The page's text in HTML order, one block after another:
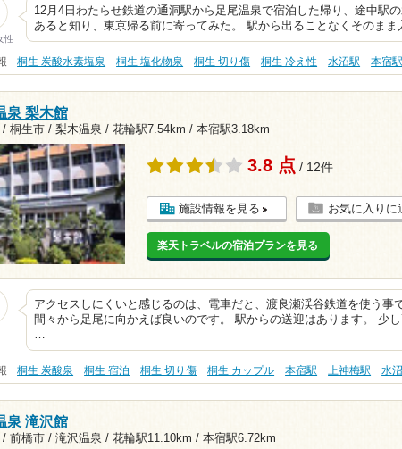
性
12月4日わたらせ鉄道の通洞駅から足尾温泉で宿泊した帰り、途中駅
あると知り、東京帰る前に寄ってみた。 駅から出ることなくそのま
桐生 炭酸水素塩泉 桐生 塩化物泉 桐生 切り傷 桐生 冷え性 水沼駅 本宿駅
泉 梨木館
/ 桐生市 / 梨木温泉 / 花輪駅7.54km / 本宿駅3.18km
3.8 点 / 12件
施設情報を見る お気に入りに
楽天トラベルの宿泊プランを見る
アクセスしにくいと感じるのは、電車だと、渡良瀬渓谷鉄道を使う事
間々から足尾に向かえば良いのです。 駅からの送迎はあります。 少し
…
桐生 炭酸泉 桐生 宿泊 桐生 切り傷 桐生 カップル 本宿駅 上神梅駅 水
泉 滝沢館
/ 前橋市 / 滝沢温泉 / 花輪駅11.10km / 本宿駅6.72km